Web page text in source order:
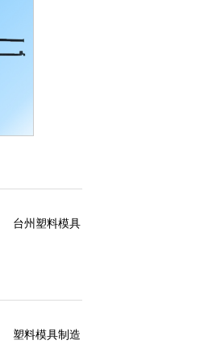
台州塑料模具
塑料模具制造